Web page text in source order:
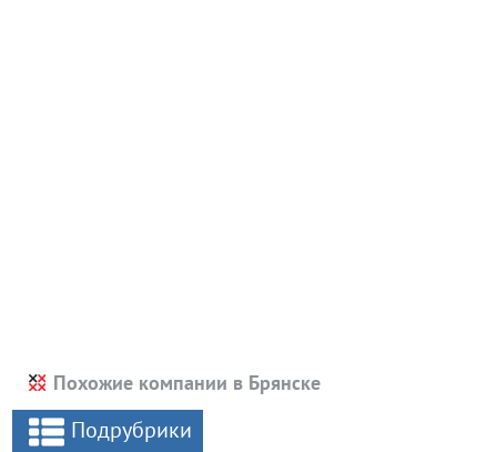
Похожие компании в Брянске
Подрубрики